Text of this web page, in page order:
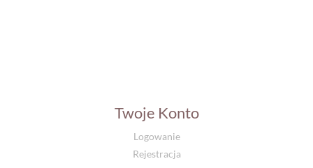
Twoje Konto
Logowanie
Rejestracja